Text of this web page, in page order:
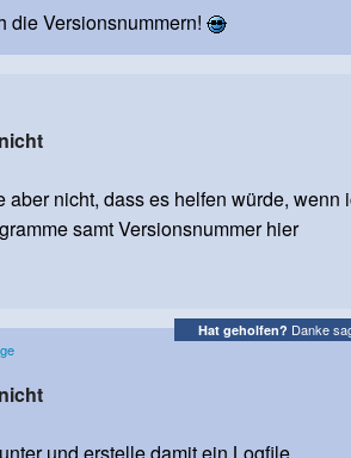
die Versionsnummern!
aber nicht, dass es helfen würde, wenn
samt Versionsnummer hier
Hat geholfen? Danke